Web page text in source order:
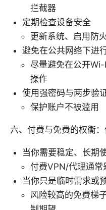
拦截器
定期检查设备安全
更新系统、启用防
避免在公共网络下进
尽量避免在公开
操作
使用强密码与两步验
保护账户不被滥用
六、付费与免费的权衡
当你需要稳定、长期
付费VPN/代理通常
当你只是临时需求或
风险较高的免费梯